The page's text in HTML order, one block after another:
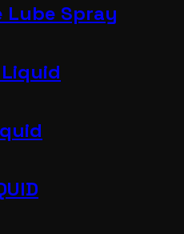
Lube Spray
Liquid